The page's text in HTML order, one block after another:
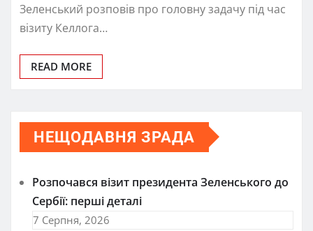
Зеленський розповів про головну задачу під час
візиту Келлога…
READ MORE
НЕЩОДАВНЯ ЗРАДА
Розпочався візит президента Зеленського до
Сербії: перші деталі
7 Серпня, 2026